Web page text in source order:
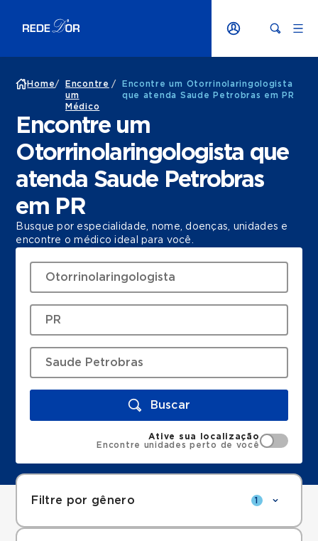
Home/
Encontre
um
Médico
/
Encontre um Otorrinolaringologista
que atenda Saude Petrobras em PR
Encontre um
Otorrinolaringologista que
atenda Saude Petrobras
em PR
Busque por especialidade, nome, doenças, unidades e
encontre o médico ideal para você.
Buscar
Ative sua localização
Encontre unidades perto de você
Filtre por gênero 1